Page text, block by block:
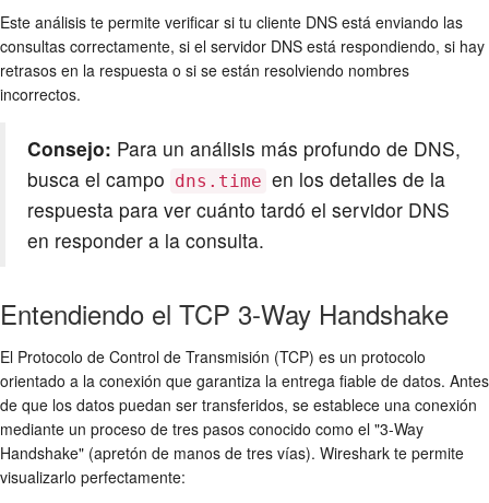
Este análisis te permite verificar si tu cliente DNS está enviando las
consultas correctamente, si el servidor DNS está respondiendo, si hay
retrasos en la respuesta o si se están resolviendo nombres
incorrectos.
Consejo: Para un análisis más profundo de DNS,
busca el campo dns.time en los detalles de la
respuesta para ver cuánto tardó el servidor DNS
en responder a la consulta.
Entendiendo el TCP 3-Way Handshake
El Protocolo de Control de Transmisión (TCP) es un protocolo
orientado a la conexión que garantiza la entrega fiable de datos. Antes
de que los datos puedan ser transferidos, se establece una conexión
mediante un proceso de tres pasos conocido como el "3-Way
Handshake" (apretón de manos de tres vías). Wireshark te permite
visualizarlo perfectamente: